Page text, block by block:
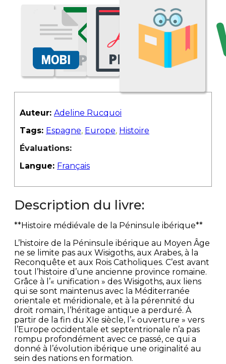
Auteur: Adeline Rucquoi
Tags: Espagne, Europe, Histoire
Évaluations:
Langue: Français
Description du livre:
**Histoire médiévale de la Péninsule ibérique**
L’histoire de la Péninsule ibérique au Moyen Âge
ne se limite pas aux Wisigoths, aux Arabes, à la
Reconquête et aux Rois Catholiques. C’est avant
tout l’histoire d’une ancienne province romaine.
Grâce à l’« unification » des Wisigoths, aux liens
qui se sont maintenus avec la Méditerranée
orientale et méridionale, et à la pérennité du
droit romain, l’héritage antique a perduré. À
partir de la fin du XIe siècle, l’« ouverture » vers
l’Europe occidentale et septentrionale n’a pas
rompu profondément avec ce passé, ce qui a
donné à l’évolution ibérique une originalité au
sein des nations en formation.